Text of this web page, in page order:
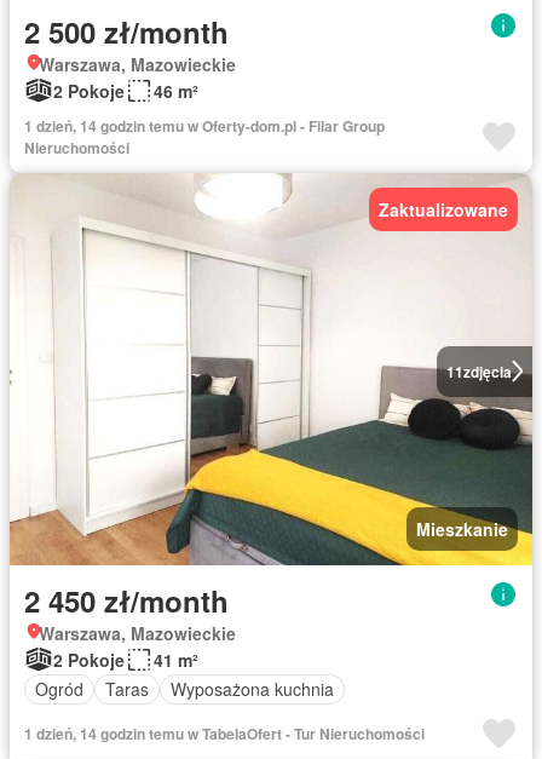
2 500 zł/month
Warszawa, Mazowieckie
2 Pokoje
46 m²
1 dzień, 14 godzin temu w Oferty-dom.pl - Filar Group
Nieruchomości
11zdjęcia
Zaktualizowane
Mieszkanie
2 450 zł/month
Warszawa, Mazowieckie
2 Pokoje
41 m²
Ogród
Taras Wyposażona kuchnia
1 dzień, 14 godzin temu w TabelaOfert - Tur Nieruchomości